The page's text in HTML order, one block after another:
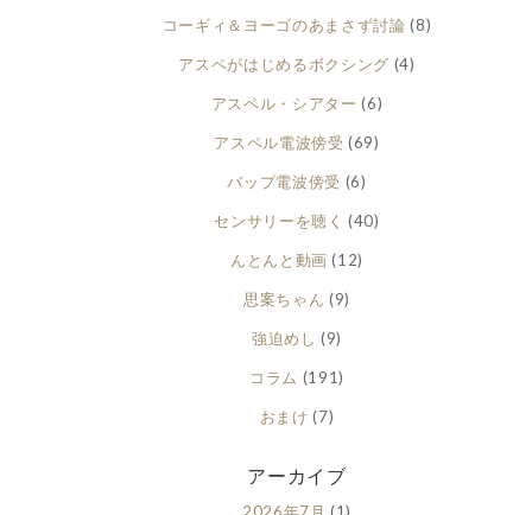
コーギィ＆ヨーゴのあまさず討論 (8)
アスペがはじめるボクシング (4)
アスペル・シアター (6)
アスペル電波傍受 (69)
バップ電波傍受 (6)
センサリーを聴く (40)
んとんと動画 (12)
思案ちゃん (9)
強迫めし (9)
コラム (191)
おまけ (7)
アーカイブ
2026年7月 (1)